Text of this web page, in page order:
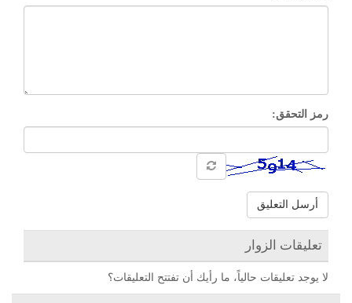
رمز التحقق:
أرسل التعليق
تعليقات الزوار
لا يوجد تعليقات حالياً، ما رأيك أن تفتتح التعليقات؟